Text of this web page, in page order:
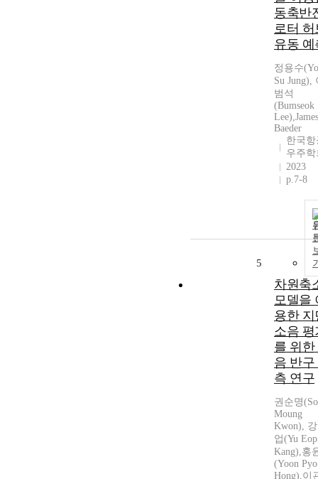
동축반
로터 허
유동 예
정용수
Su Jung),
범석
(Bumseok
Lee),James
Baeder
한국항
우주학
2023
p.7-8
5
차원축
모델을
용한 지
소음 평
를 위한
음 반구
측 연구
권순명
Moung
Kwon),
업(Yu Eop
Kang),홍
(Yoon Pyo
Hong),이